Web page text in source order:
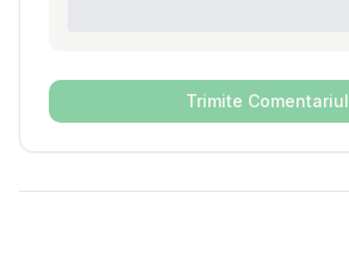
Trimite Comentariul